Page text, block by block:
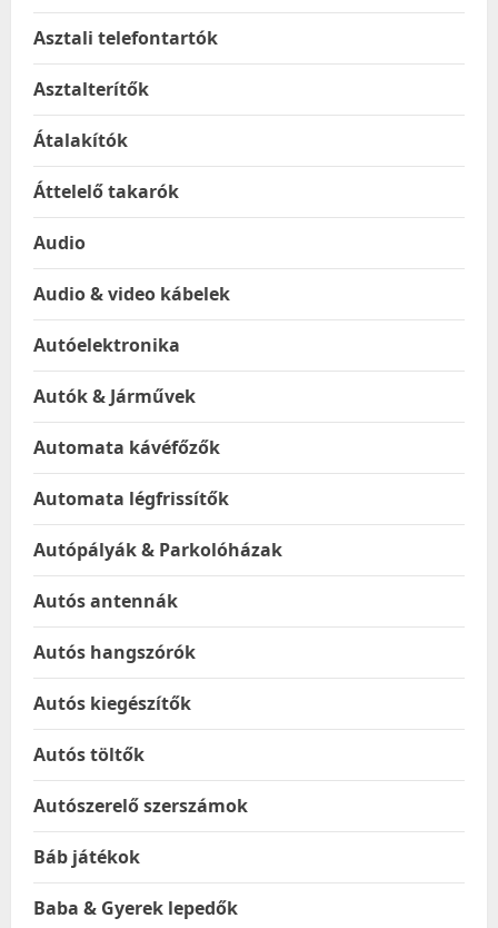
Asztali telefontartók
Asztalterítők
Átalakítók
Áttelelő takarók
Audio
Audio & video kábelek
Autóelektronika
Autók & Járművek
Automata kávéfőzők
Automata légfrissítők
Autópályák & Parkolóházak
Autós antennák
Autós hangszórók
Autós kiegészítők
Autós töltők
Autószerelő szerszámok
Báb játékok
Baba & Gyerek lepedők